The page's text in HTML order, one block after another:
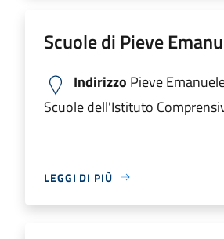
Scuole di Pieve
Indirizzo Pieve
Scuole dell'Istituto
LEGGI DI PIÙ